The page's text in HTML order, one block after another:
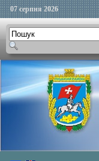
07 серпня 2026